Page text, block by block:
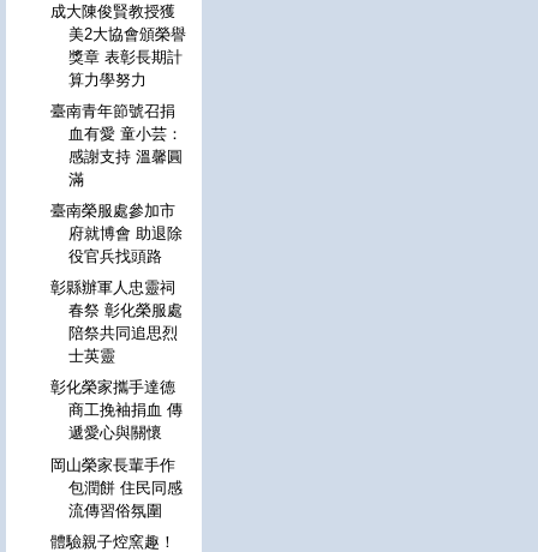
成大陳俊賢教授獲
美2大協會頒榮譽
獎章 表彰長期計
算力學努力
臺南青年節號召捐
血有愛 童小芸：
感謝支持 溫馨圓
滿
臺南榮服處參加市
府就博會 助退除
役官兵找頭路
彰縣辦軍人忠靈祠
春祭 彰化榮服處
陪祭共同追思烈
士英靈
彰化榮家攜手達德
商工挽袖捐血 傳
遞愛心與關懷
岡山榮家長輩手作
包潤餅 住民同感
流傳習俗氛圍
體驗親子焢窯趣！